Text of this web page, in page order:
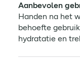
Aanbevolen
Handen na het
behoefte
hydratatie en